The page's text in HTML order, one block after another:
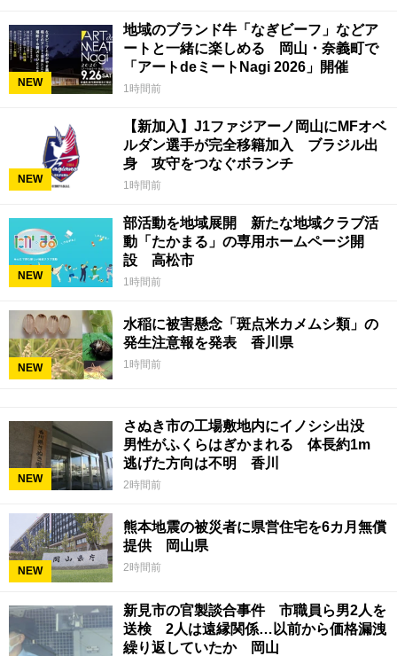
NEW
地域のブランド牛「なぎビーフ」などア
ートと一緒に楽しめる 岡山・奈義町で
「アートdeミートNagi 2026」開催
1時間前
NEW
【新加入】J1ファジアーノ岡山にMFオベ
ルダン選手が完全移籍加入 ブラジル出
身 攻守をつなぐボランチ
1時間前
NEW
部活動を地域展開 新たな地域クラブ活
動「たかまる」の専用ホームページ開
設 高松市
1時間前
NEW
水稲に被害懸念「斑点米カメムシ類」の
発生注意報を発表 香川県
1時間前
NEW
さぬき市の工場敷地内にイノシシ出没
男性がふくらはぎかまれる 体長約1m
逃げた方向は不明 香川
2時間前
NEW
熊本地震の被災者に県営住宅を6カ月無償
提供 岡山県
2時間前
新見市の官製談合事件 市職員ら男2人を
送検 2人は遠縁関係…以前から価格漏洩
繰り返していたか 岡山